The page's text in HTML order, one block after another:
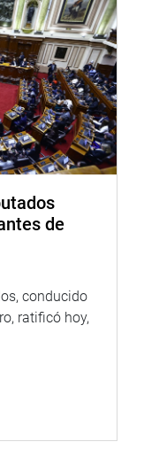
de
conducido
ratificó hoy,